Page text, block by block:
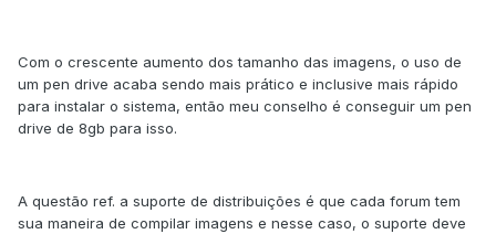
Com o crescente aumento dos tamanho das imagens, o uso de
um pen drive acaba sendo mais prático e inclusive mais rápido
para instalar o sistema, então meu conselho é conseguir um pen
drive de 8gb para isso.
A questão ref. a suporte de distribuições é que cada forum tem
sua maneira de compilar imagens e nesse caso, o suporte deve